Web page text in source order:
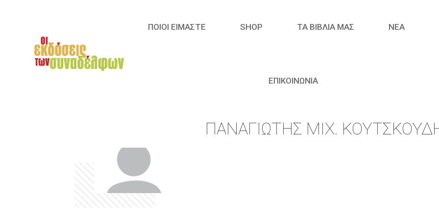
ΠΟΙΟΙ ΕΙΜΑΣΤΕ SHOP ΤΑ ΒΙΒΛΙΑ ΜΑΣ ΝΈΑ
ΕΠΙΚΟΙΝΩΝΙΑ
ΠΑΝΑΓΙΏΤΗΣ ΜΙΧ.